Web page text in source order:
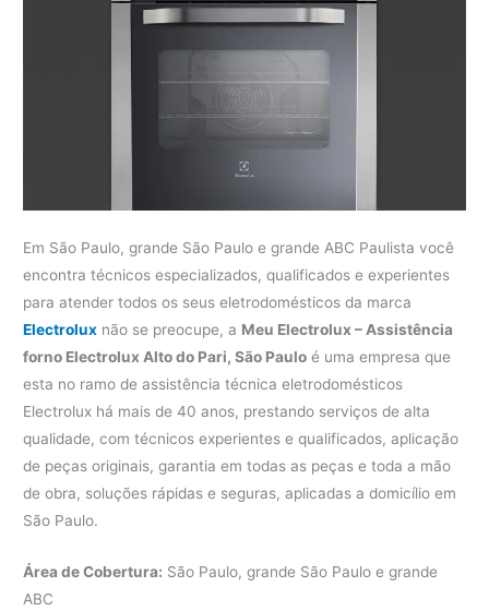
Em São Paulo, grande São Paulo e grande ABC Paulista você
encontra técnicos especializados, qualificados e experientes
para atender todos os seus eletrodomésticos da marca
Electrolux não se preocupe, a Meu Electrolux – Assistência
forno Electrolux Alto do Pari, São Paulo é uma empresa que
esta no ramo de assistência técnica eletrodomésticos
Electrolux há mais de 40 anos, prestando serviços de alta
qualidade, com técnicos experientes e qualificados, aplicação
de peças originais, garantia em todas as peças e toda a mão
de obra, soluções rápidas e seguras, aplicadas a domicílio em
São Paulo.
Área de Cobertura: São Paulo, grande São Paulo e grande
ABC